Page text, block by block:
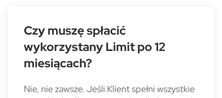
Czy muszę spłacić
wykorzystany Limit po 12
miesiącach?
Nie, nie zawsze. Jeśli Klient spełni wszystkie